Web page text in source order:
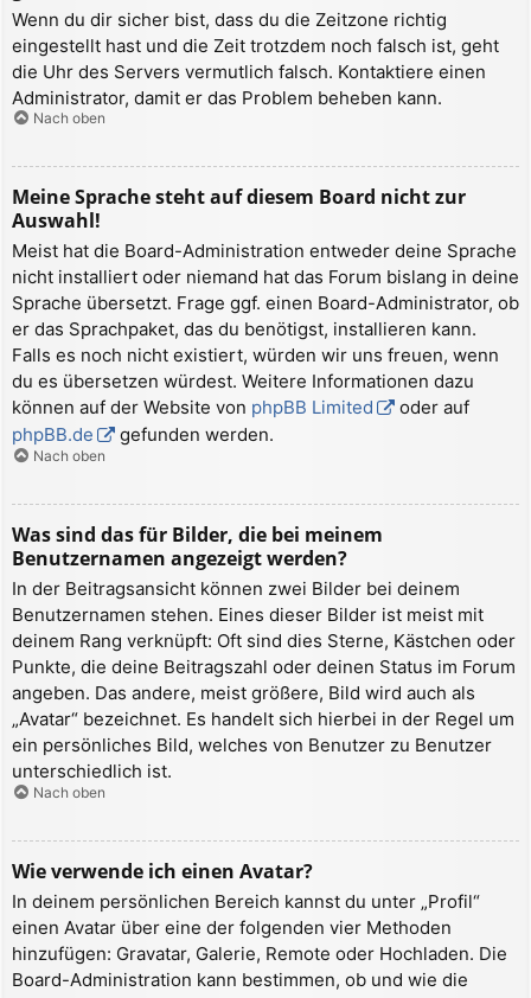
Wenn du dir sicher bist, dass du die Zeitzone richtig
eingestellt hast und die Zeit trotzdem noch falsch ist, geht
die Uhr des Servers vermutlich falsch. Kontaktiere einen
Administrator, damit er das Problem beheben kann.
Nach oben
Meine Sprache steht auf diesem Board nicht zur
Auswahl!
Meist hat die Board-Administration entweder deine Sprache
nicht installiert oder niemand hat das Forum bislang in deine
Sprache übersetzt. Frage ggf. einen Board-Administrator, ob
er das Sprachpaket, das du benötigst, installieren kann.
Falls es noch nicht existiert, würden wir uns freuen, wenn
du es übersetzen würdest. Weitere Informationen dazu
können auf der Website von phpBB Limited
oder auf
phpBB.de
gefunden werden.
Nach oben
Was sind das für Bilder, die bei meinem
Benutzernamen angezeigt werden?
In der Beitragsansicht können zwei Bilder bei deinem
Benutzernamen stehen. Eines dieser Bilder ist meist mit
deinem Rang verknüpft: Oft sind dies Sterne, Kästchen oder
Punkte, die deine Beitragszahl oder deinen Status im Forum
angeben. Das andere, meist größere, Bild wird auch als
„Avatar“ bezeichnet. Es handelt sich hierbei in der Regel um
ein persönliches Bild, welches von Benutzer zu Benutzer
unterschiedlich ist.
Nach oben
Wie verwende ich einen Avatar?
In deinem persönlichen Bereich kannst du unter „Profil“
einen Avatar über eine der folgenden vier Methoden
hinzufügen: Gravatar, Galerie, Remote oder Hochladen. Die
Board-Administration kann bestimmen, ob und wie die